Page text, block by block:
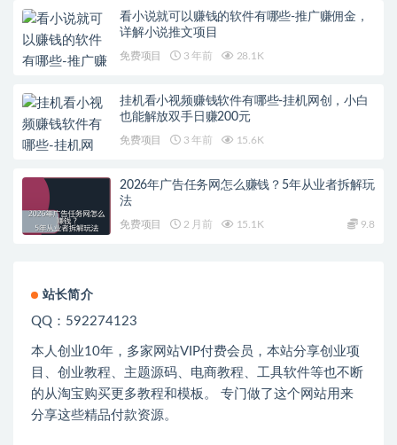
看小说就可以赚钱的软件有哪些-推广赚佣金，
详解小说推文项目
免费项目 3 年前 28.1K
挂机看小视频赚钱软件有哪些-挂机网创，小白
也能解放双手日赚200元
免费项目 3 年前 15.6K
2026年广告任务网怎么赚钱？5年从业者拆解玩
法
免费项目 2 月前 15.1K 9.8
站长简介
QQ：592274123
本人创业10年，多家网站VIP付费会员，本站分享创业项
目、创业教程、主题源码、电商教程、工具软件等也不断
的从淘宝购买更多教程和模板。 专门做了这个网站用来
分享这些精品付款资源。